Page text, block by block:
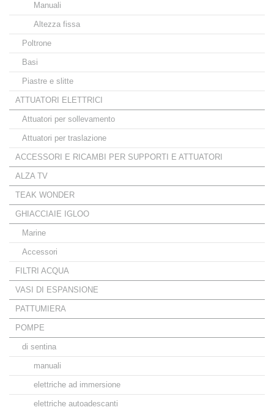
Manuali
Altezza fissa
Poltrone
Basi
Piastre e slitte
ATTUATORI ELETTRICI
Attuatori per sollevamento
Attuatori per traslazione
ACCESSORI E RICAMBI PER SUPPORTI E ATTUATORI
ALZA TV
TEAK WONDER
GHIACCIAIE IGLOO
Marine
Accessori
FILTRI ACQUA
VASI DI ESPANSIONE
PATTUMIERA
POMPE
di sentina
manuali
elettriche ad immersione
elettriche autoadescanti